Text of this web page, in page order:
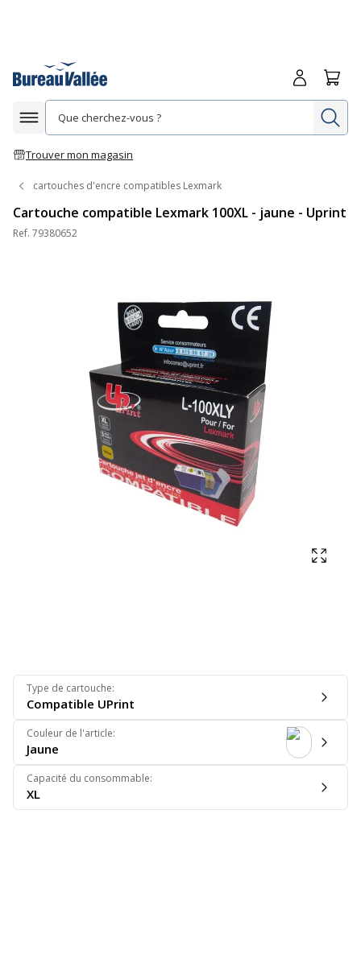
Afficher la navigation
Trouver mon magasin
Me
cartouches d'encre compatibles Lexmark
Cartouche compatible Lexmark 100XL - jaune - Uprint
Ref. 79380652
Type de cartouche:
Compatible UPrint
Couleur de l'article:
Jaune
Capacité du consommable:
XL